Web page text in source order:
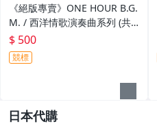
《絕版專賣》ONE HOUR B.G.
M. / 西洋情歌演奏曲系列 (共3
CD.日本Denon.無IFPI)
$ 500
競標
日本代購